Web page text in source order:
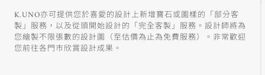
K.UNO亦可提供您於喜愛的設計上新增寶石或圖樣的「部分客
製」服務，以及從頭開始設計的「完全客製」服務。設計師將為
您繪製不限張數的設計圖（至估價為止為免費服務）。非常歡迎
您前往各門市欣賞設計成果。